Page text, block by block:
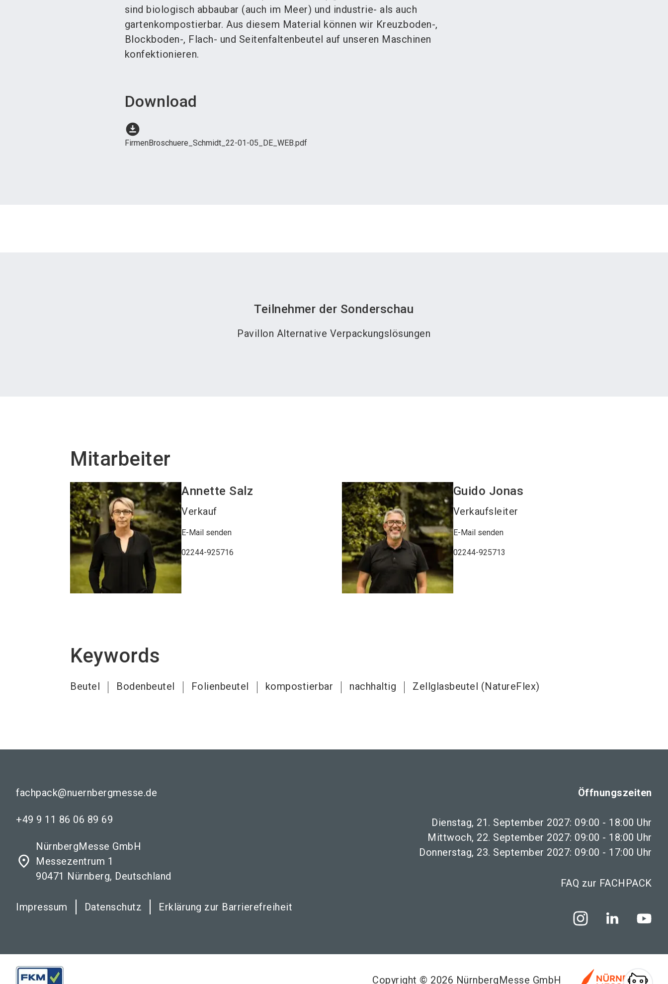
sind biologisch abbaubar (auch im Meer) und industrie- als auch
gartenkompostierbar. Aus diesem Material können wir Kreuzboden-,
Blockboden-, Flach- und Seitenfaltenbeutel auf unseren Maschinen
konfektionieren.
Download
download_for_offline
FirmenBroschuere_Schmidt_22-01-05_DE_WEB.pdf
Teilnehmer der Sonderschau
Pavillon Alternative Verpackungslösungen
Mitarbeiter
Annette Salz
Verkauf
E-Mail senden
02244-925716
Guido Jonas
Verkaufsleiter
E-Mail senden
02244-925713
Keywords
Beutel Bodenbeutel Folienbeutel kompostierbar nachhaltig Zellglasbeutel (NatureFlex)
fachpack@nuernbergmesse.de
+49 9 11 86 06 89 69
place
NürnbergMesse GmbH
Messezentrum 1
90471 Nürnberg, Deutschland
Impressum Datenschutz Erklärung zur Barrierefreiheit
Öffnungszeiten
Dienstag, 21. September 2027: 09:00 - 18:00 Uhr
Mittwoch, 22. September 2027: 09:00 - 18:00 Uhr
Donnerstag, 23. September 2027: 09:00 - 17:00 Uhr
FAQ zur FACHPACK
Copyright © 2026 NürnbergMesse GmbH